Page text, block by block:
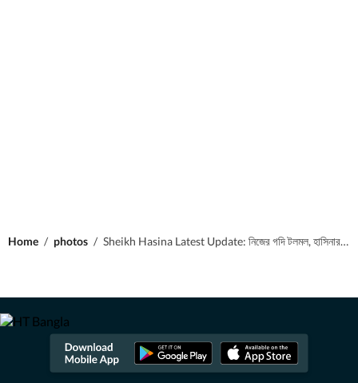
Home / photos / Sheikh Hasina Latest Update: নিজের গদি টলমল, হাসিনার জন্য 'কফিন' তৈরি করতে পেরেক পোঁতা শুরু ইউনুস সরকারের